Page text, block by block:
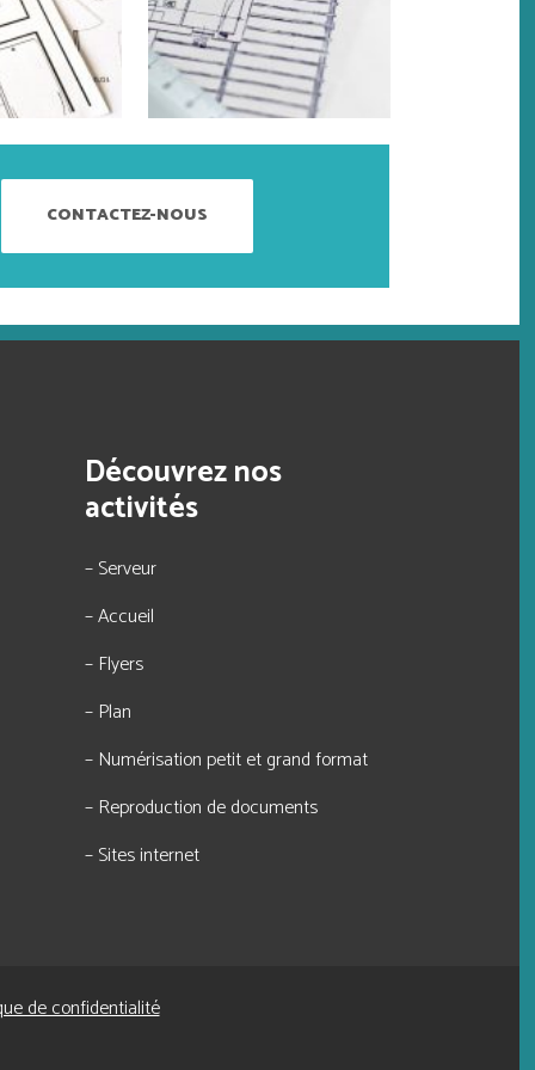
CONTACTEZ-NOUS
Découvrez nos
activités
– Serveur
– Accueil
– Flyers
– Plan
– Numérisation petit et grand format
– Reproduction de documents
– Sites internet
de confidentialité